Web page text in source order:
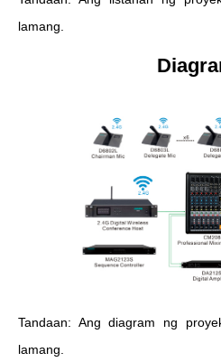
lamang.
Tandaan: Ang diagram ng
lamang.